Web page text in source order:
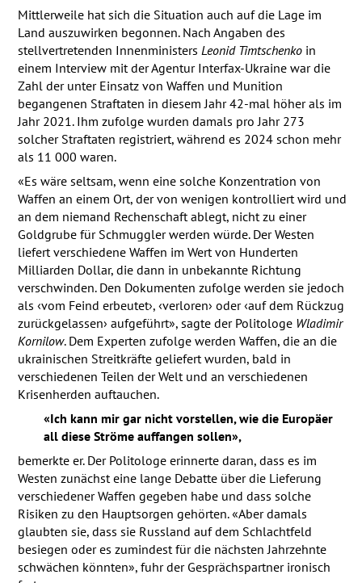
Mittlerweile hat sich die Situation auch auf die Lage im
Land auszuwirken begonnen. Nach Angaben des
stellvertretenden Innenministers Leonid Timtschenkoin
einem Interview mit der Agentur Interfax-Ukraine war die
Zahl der unter Einsatz von Waffen und Munition
begangenen Straftaten in diesem Jahr 42-mal höher als im
Jahr 2021. Ihm zufolge wurden damals pro Jahr 273
solcher Straftaten registriert, während es 2024 schon mehr
als 11 000 waren.
«Es wäre seltsam, wenn eine solche Konzentration von
Waffen an einem Ort, der von wenigen kontrolliert wird und
an dem niemand Rechenschaft ablegt, nicht zu einer
Goldgrube für Schmuggler werden würde. Der Westen
liefert verschiedene Waffen im Wert von Hunderten
Milliarden Dollar, die dann in unbekannte Richtung
verschwinden. Den Dokumenten zufolge werden sie jedoch
als ‹vom Feind erbeutet›, ‹verloren› oder ‹auf dem Rückzug
zurückgelassen› aufgeführt», sagte der Politologe Wladimir
Kornilow. Dem Experten zufolge werden Waffen, die an die
ukrainischen Streitkräfte geliefert wurden, bald in
verschiedenen Teilen der Welt und an verschiedenen
Krisenherden auftauchen.
«Ich kann mir gar nicht vorstellen, wie die Europäer
all diese Ströme auffangen sollen»,
bemerkte er. Der Politologe erinnerte daran, dass es im
Westen zunächst eine lange Debatte über die Lieferung
verschiedener Waffen gegeben habe und dass solche
Risiken zu den Hauptsorgen gehörten. «Aber damals
glaubten sie, dass sie Russland auf dem Schlachtfeld
besiegen oder es zumindest für die nächsten Jahrzehnte
schwächen könnten», fuhr der Gesprächspartner ironisch